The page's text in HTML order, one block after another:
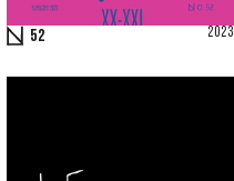
52 2023